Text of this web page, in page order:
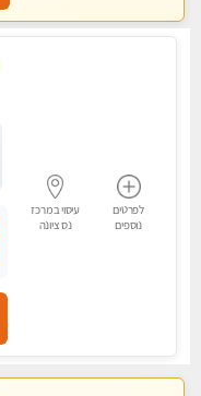
לפרטים
נוספים
עיסוי במרכז
נס ציונה